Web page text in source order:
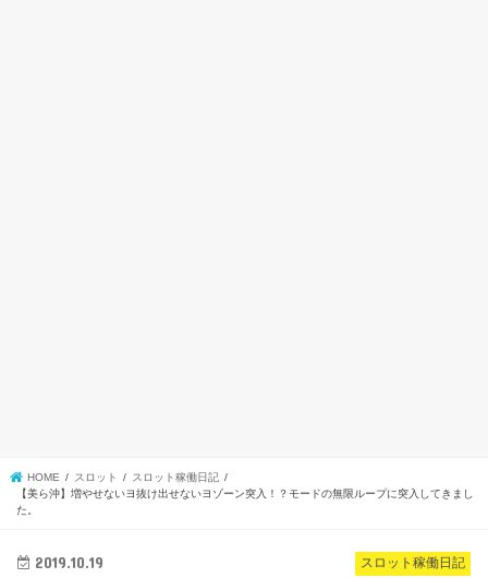
HOME スロット
スロット稼働日記
【美ら沖】増やせないヨ抜け出せないヨゾーン突入！？モードの無限ループに突入してきまし
た。
スロット稼働日記
2019.10.19